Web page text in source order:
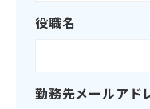
役職名
勤務先メールアド